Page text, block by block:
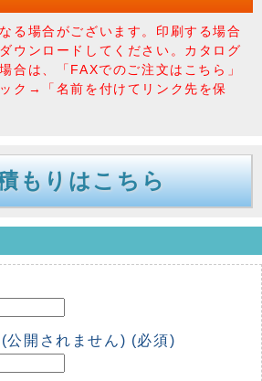
る場合がございます。印刷する場合
ウンロードしてください。カタログ
合は、「FAXでのご注文はこちら」
ク→「名前を付けてリンク先を保
もりはこちら
公開されません) (必須)